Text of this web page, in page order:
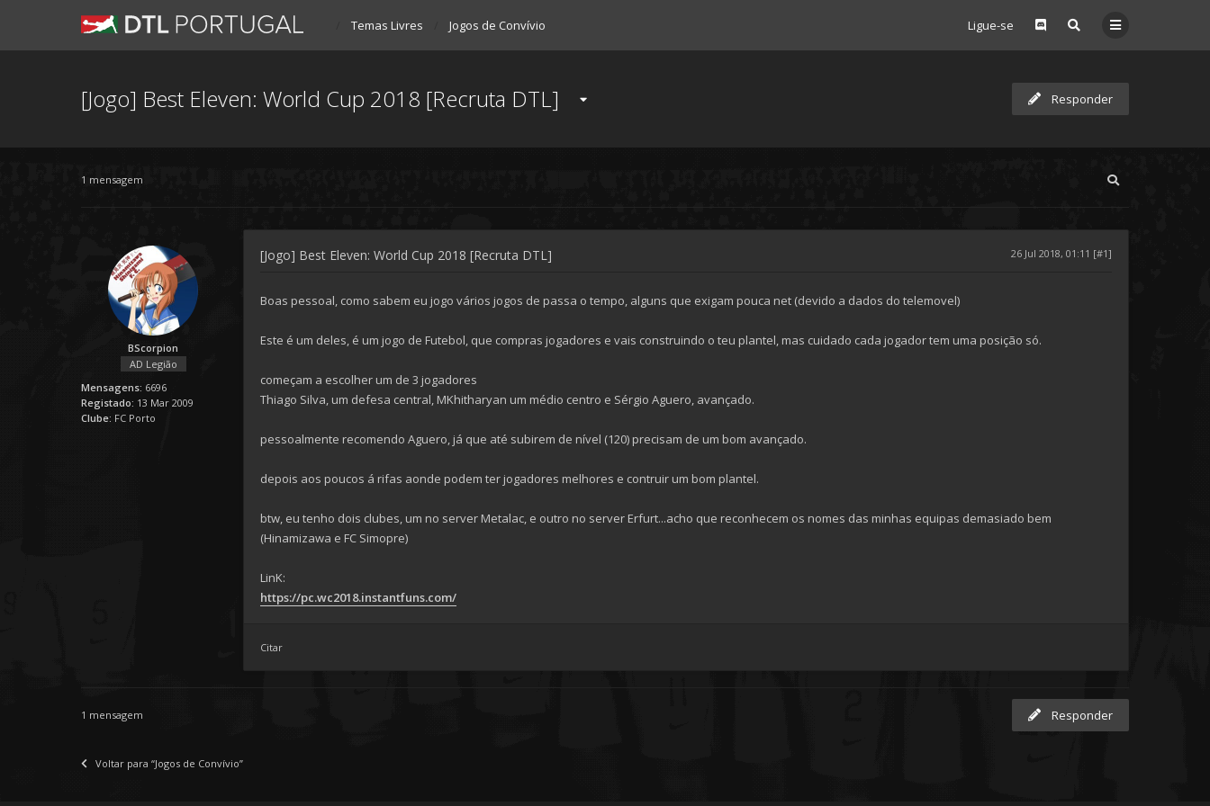
Ligue-se
Temas Livres Jogos de Convívio
[Jogo] Best Eleven: World Cup 2018 [Recruta DTL] Responder
1 mensagem
BScorpion
AD Legião
Mensagens: 6696
Registado: 13 Mar 2009
Clube: FC Porto
[Jogo] Best Eleven: World Cup 2018 [Recruta DTL] 26 Jul 2018, 01:11 [#1]
Boas pessoal, como sabem eu jogo vários jogos de passa o tempo, alguns que exigam pouca net (devido a dados do telemovel)
Este é um deles, é um jogo de Futebol, que compras jogadores e vais construindo o teu plantel, mas cuidado cada jogador tem uma posição só.
começam a escolher um de 3 jogadores
Thiago Silva, um defesa central, MKhitharyan um médio centro e Sérgio Aguero, avançado.
pessoalmente recomendo Aguero, já que até subirem de nível (120) precisam de um bom avançado.
depois aos poucos á rifas aonde podem ter jogadores melhores e contruir um bom plantel.
btw, eu tenho dois clubes, um no server Metalac, e outro no server Erfurt...acho que reconhecem os nomes das minhas equipas demasiado bem
(Hinamizawa e FC Simopre)
LinK:
https://pc.wc2018.instantfuns.com/
Citar
1 mensagem Responder
Voltar para “Jogos de Convívio”